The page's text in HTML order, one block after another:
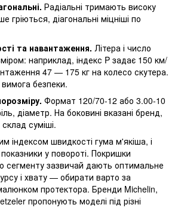
Радіальні тримають високу
гріються, діагональні міцніші по
та навантаження. Літера і число
наприклад, індекс P задає 150 км/
47 — 175 кг на колесо скутера.
безпеки.
Формат 120/70-12 або 3.00-10
діаметр. На боковині вказані бренд,
суміші.
індексом швидкості гума м'якіша, і
у повороті. Покришки
сегменту зазвичай дають оптимальне
і хвату — обирати варто за
протектора. Бренди Michelin,
пропонують моделі під різні